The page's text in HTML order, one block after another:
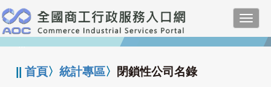
跳
到
主
要
:::
||首頁〉統計專區〉 閉鎖性公司名錄